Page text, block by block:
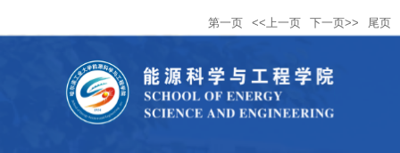
第一页 <<上一页 下一页>> 尾页